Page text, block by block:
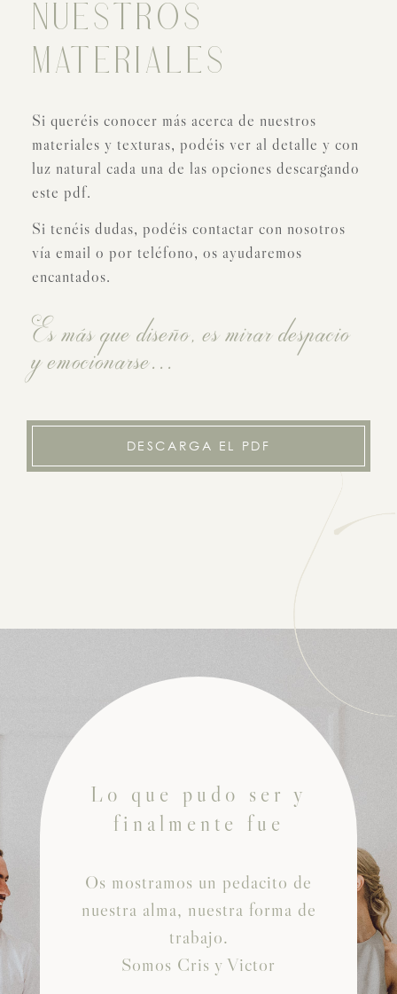
NUESTROS
MATERIALES
Si queréis conocer más acerca de nuestros
materiales y texturas, podéis ver al detalle y con
luz natural cada una de las opciones descargando
este pdf.
Si tenéis dudas, podéis contactar con nosotros
vía email o por teléfono, os ayudaremos
encantados.
Es más que diseño, es mirar despacio
y emocionarse...
DESCARGA EL PDF
Lo que pudo ser y
finalmente fue
Os mostramos un pedacito de
nuestra alma, nuestra forma de
trabajo.
Somos Cris y Victor